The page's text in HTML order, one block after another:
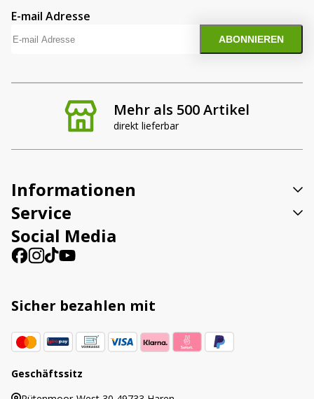
Mehr als 500 Artikel
direkt lieferbar
E-mail Adresse
Informationen
Service
Social Media
Sicher bezahlen mit
Geschäftssitz